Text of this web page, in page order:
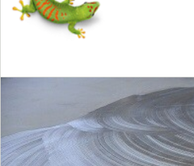
Materiales de construcción